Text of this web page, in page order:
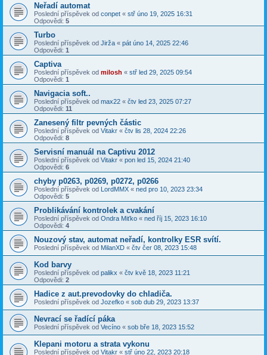
Neřadí automat
Poslední příspěvek od conpet « stř úno 19, 2025 16:31
Odpovědi: 5
Turbo
Poslední příspěvek od Jirža « pát úno 14, 2025 22:46
Odpovědi: 1
Captiva
Poslední příspěvek od milosh « stř led 29, 2025 09:54
Odpovědi: 1
Navigacia soft..
Poslední příspěvek od max22 « čtv led 23, 2025 07:27
Odpovědi: 11
Zanesený filtr pevných částic
Poslední příspěvek od Vitakr « čtv lis 28, 2024 22:26
Odpovědi: 8
Servisní manuál na Captivu 2012
Poslední příspěvek od Vitakr « pon led 15, 2024 21:40
Odpovědi: 6
chyby p0263, p0269, p0272, p0266
Poslední příspěvek od LordMMX « ned pro 10, 2023 23:34
Odpovědi: 5
Problikávání kontrolek a cvakání
Poslední příspěvek od Ondra Miťko « ned říj 15, 2023 16:10
Odpovědi: 4
Nouzový stav, automat neřadí, kontrolky ESR svítí.
Poslední příspěvek od MilanXD « čtv čer 08, 2023 15:48
Kod barvy
Poslední příspěvek od palikx « čtv kvě 18, 2023 11:21
Odpovědi: 2
Hadice z aut.prevodovky do chladiča.
Poslední příspěvek od Jozefko « sob dub 29, 2023 13:37
Nevrací se řadící páka
Poslední příspěvek od Vecíno « sob bře 18, 2023 15:52
Klepani motoru a strata vykonu
Poslední příspěvek od Vitakr « stř úno 22, 2023 20:18